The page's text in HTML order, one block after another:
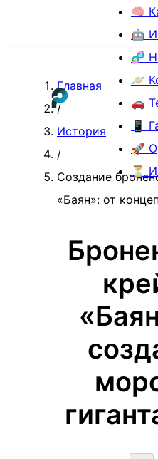
🧠
🤖
🧬
🪐
🚗
📱
🚀
⏳
Главная
/
История
/
Создание
«Баян»: от